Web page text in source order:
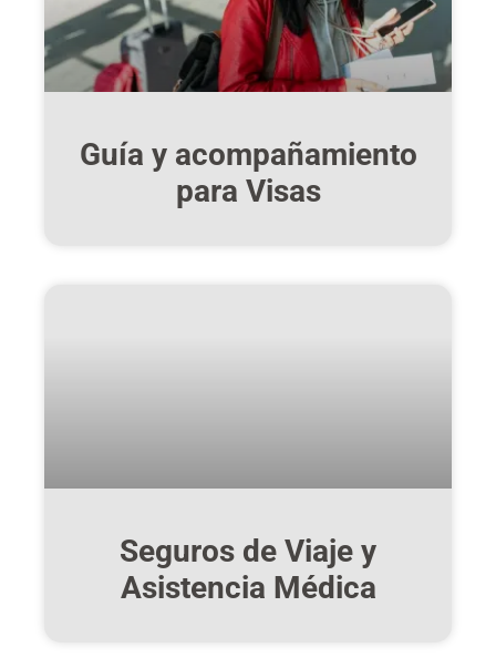
Guía y acompañamiento
para Visas
Seguros de Viaje y
Asistencia Médica